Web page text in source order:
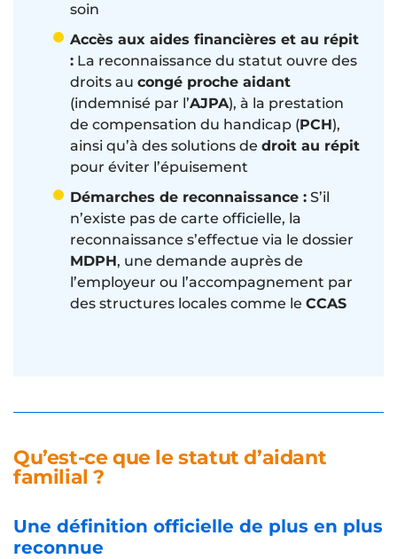
soin
Accès aux aides financières et au répit
: La reconnaissance du statut ouvre des
droits au congé proche aidant
(indemnisé par l’AJPA), à la prestation
de compensation du handicap (PCH),
ainsi qu’à des solutions de droit au répit
pour éviter l’épuisement
Démarches de reconnaissance : S’il
n’existe pas de carte officielle, la
reconnaissance s’effectue via le dossier
MDPH, une demande auprès de
l’employeur ou l’accompagnement par
des structures locales comme le CCAS
Qu’est-ce que le statut d’aidant
familial ?
Une définition officielle de plus en plus
reconnue